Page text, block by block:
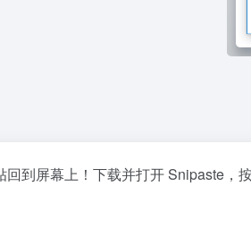
回到屏幕上！下载并打开 Snipaste，